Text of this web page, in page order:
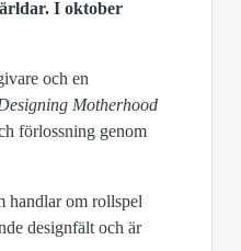
I oktober
och en
Motherhood
förlossning genom
handlar om rollspel
designfält och är